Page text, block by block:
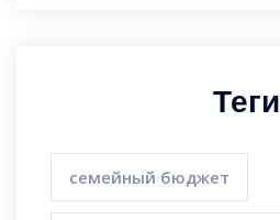
Теги
семейный бюджет